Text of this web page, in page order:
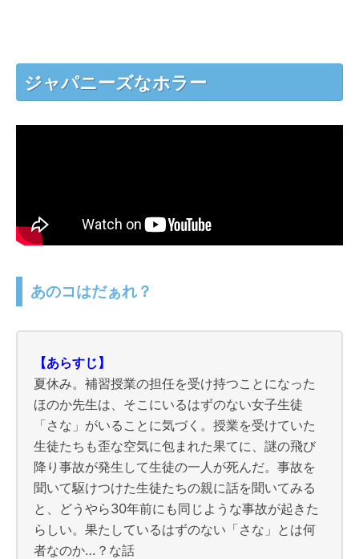
ジャパニーズなホラー
あのコはだぁれ？
【あらすじ】
夏休み。補習授業の担任を受け持つことになった
ほのか先生は、そこにいるはずのない女子生徒
「さな」がいることに気づく。授業を受けていた
生徒たちも歪な空気に包まれた果てに、謎の飛び
降り事故が発生して生徒の一人が死んだ。事故を
聞いて駆けつけた生徒たちの親に話を聞いてみる
と、どうやら30年前にも同じような事故が起きた
らしい。果たしているはずのない「さな」とは何
者なのか…？な話